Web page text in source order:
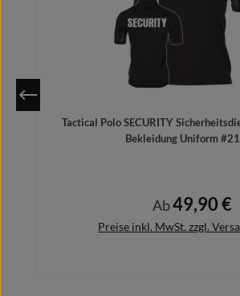
Tactical Polo SECURITY
Bekleidung Uniform
Regulärer
Ab49,90 €
Preise inkl. MwSt. zzgl.